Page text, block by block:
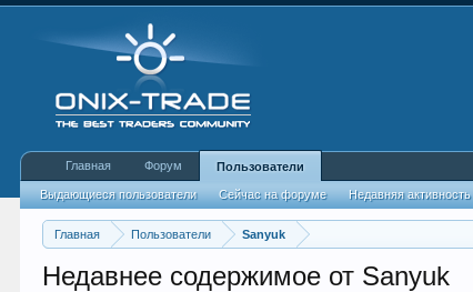
Главная Пользователи Sanyuk
Недавнее содержимое от Sanyuk
Главная Форум Пользователи
Выдающиеся пользователи Сейчас на форуме Недавняя активность